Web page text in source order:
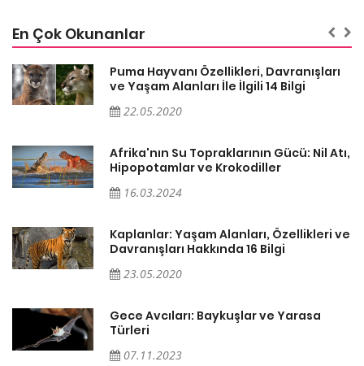
En Çok Okunanlar
Puma Hayvanı Özellikleri, Davranışları
ve Yaşam Alanları İle İlgili 14 Bilgi
22.05.2020
Afrika'nın Su Topraklarının Gücü: Nil Atı,
Hipopotamlar ve Krokodiller
16.03.2024
Kaplanlar: Yaşam Alanları, Özellikleri ve
Davranışları Hakkında 16 Bilgi
23.05.2020
Gece Avcıları: Baykuşlar ve Yarasa
Türleri
07.11.2023